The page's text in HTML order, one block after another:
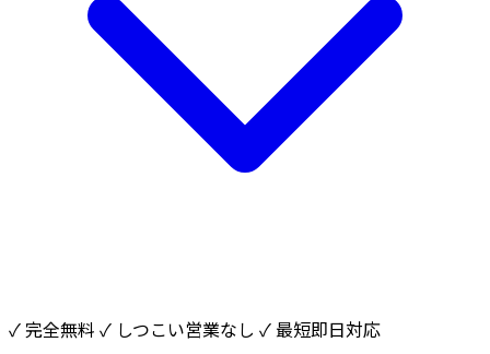
✓ 完全無料 ✓ しつこい営業なし ✓ 最短即日対応